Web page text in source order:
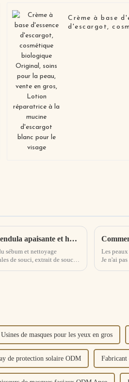
Crème à base
d'escargot,
Sortie d'un nouveau produit Eau de pétale de calendula apaisante et hydratante
sébum et nettoyage
de souci, extrait de souci,
Les
Je n'ai
Usines de masques pour les yeux en gros
de protection solaire ODM Fabricant